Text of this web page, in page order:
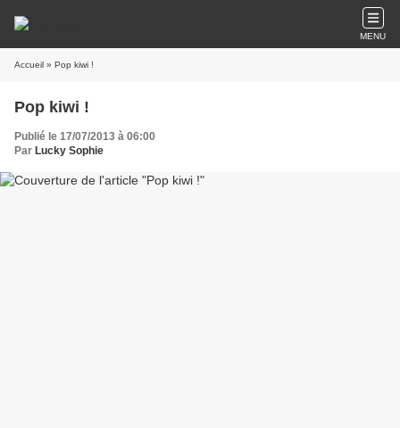
MENU
Accueil » Pop kiwi !
Pop kiwi !
Publié le 17/07/2013 à 06:00
Par Lucky Sophie